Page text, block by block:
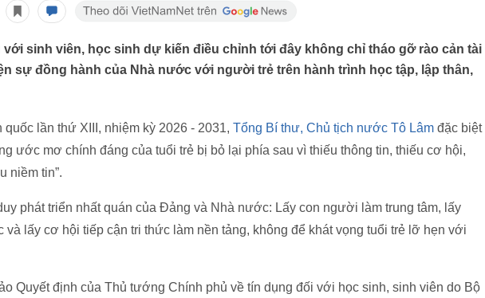
sinh viên, học sinh dự kiến điều chỉnh tới đây không chỉ tháo gỡ rào cản tài
sự đồng hành của Nhà nước với người trẻ trên hành trình học tập, lập thân,
lần thứ XIII, nhiệm kỳ 2026 - 2031, Tổng Bí thư, Chủ tịch nước Tô Lâm đặc biệt
ước mơ chính đáng của tuổi trẻ bị bỏ lại phía sau vì thiếu thông tin, thiếu cơ hội,
niềm tin”.
phát triển nhất quán của Đảng và Nhà nước: Lấy con người làm trung tâm, lấy
và lấy cơ hội tiếp cận tri thức làm nền tảng, không để khát vọng tuổi trẻ lỡ hẹn với
Quyết định của Thủ tướng Chính phủ về tín dụng đối với học sinh, sinh viên do Bộ